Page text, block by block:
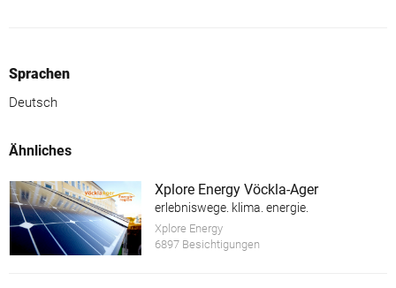
Sprachen
Deutsch
Ähnliches
Xplore Energy Vöckla-Ager
erlebniswege. klima. energie.
Xplore Energy
6897 Besichtigungen